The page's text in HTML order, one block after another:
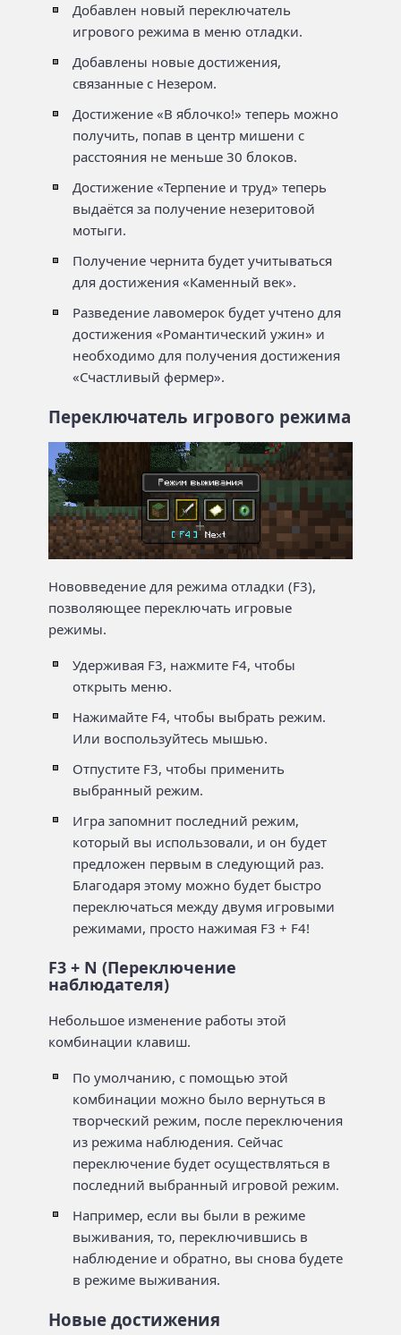
Добавлен новый переключатель
игрового режима в меню отладки.
Добавлены новые достижения,
связанные с Незером.
Достижение «В яблочко!» теперь можно
получить, попав в центр мишени с
расстояния не меньше 30 блоков.
Достижение «Терпение и труд» теперь
выдаётся за получение незеритовой
мотыги.
Получение чернита будет учитываться
для достижения «Каменный век».
Разведение лавомерок будет учтено для
достижения «Романтический ужин» и
необходимо для получения достижения
«Счастливый фермер».
Переключатель игрового режима
Нововведение для режима отладки (F3),
позволяющее переключать игровые
режимы.
Удерживая F3, нажмите F4, чтобы
открыть меню.
Нажимайте F4, чтобы выбрать режим.
Или воспользуйтесь мышью.
Отпустите F3, чтобы применить
выбранный режим.
Игра запомнит последний режим,
который вы использовали, и он будет
предложен первым в следующий раз.
Благодаря этому можно будет быстро
переключаться между двумя игровыми
режимами, просто нажимая F3 + F4!
F3 + N (Переключение
наблюдателя)
Небольшое изменение работы этой
комбинации клавиш.
По умолчанию, с помощью этой
комбинации можно было вернуться в
творческий режим, после переключения
из режима наблюдения. Сейчас
переключение будет осуществляться в
последний выбранный игровой режим.
Например, если вы были в режиме
выживания, то, переключившись в
наблюдение и обратно, вы снова будете
в режиме выживания.
Новые достижения